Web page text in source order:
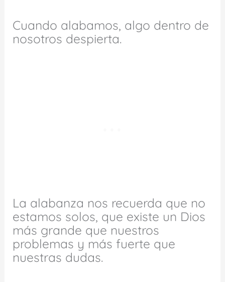
Cuando alabamos, algo dentro de
nosotros despierta.
La alabanza nos recuerda que no
estamos solos, que existe un Dios
más grande que nuestros
problemas y más fuerte que
nuestras dudas.